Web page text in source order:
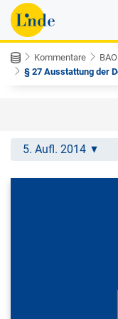
Kommentare
§ 27 Ausstattung der
5. Aufl. 2014